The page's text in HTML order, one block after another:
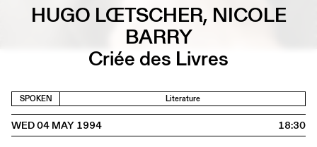
HUGO LŒTSCHER, NICOLE
BARRY
Criée des Livres
SPOKEN Literature
WED 04 MAY 1994 18:30